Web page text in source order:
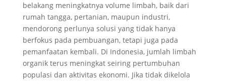
belakang meningkatnya volume limbah, baik dari
rumah tangga, pertanian, maupun industri,
mendorong perlunya solusi yang tidak hanya
berfokus pada pembuangan, tetapi juga pada
pemanfaatan kembali. Di Indonesia, jumlah limbah
organik terus meningkat seiring pertumbuhan
populasi dan aktivitas ekonomi. Jika tidak dikelola